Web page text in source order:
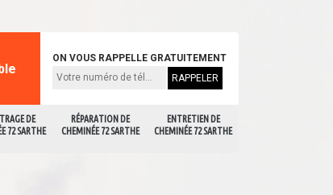
DE
72 SARTHE
RÉPARATION DE
CHEMINÉE 72 SARTHE
ENTRETIEN DE
CHEMINÉE 72 SARTHE
ON VOUS RAPPELLE GRATUITEMENT